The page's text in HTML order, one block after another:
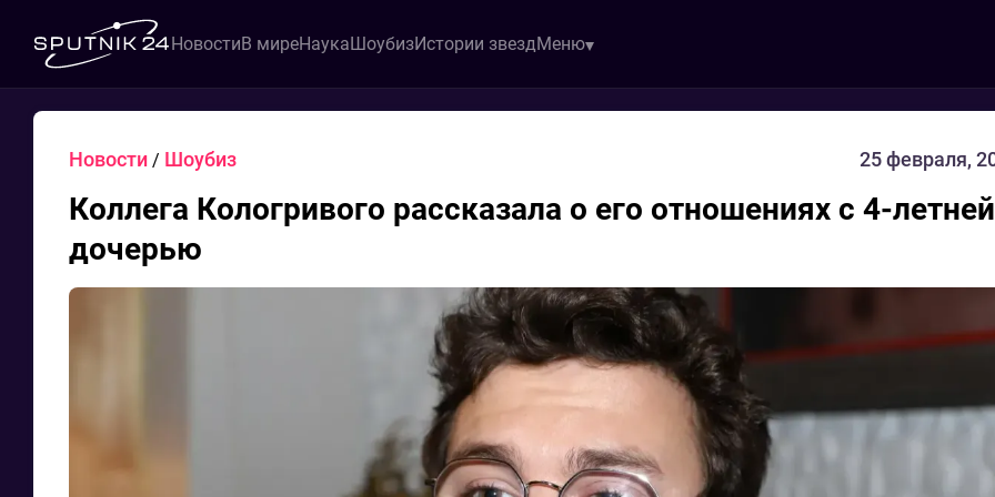
НовостиВ миреНаукаШоубизИстории звездМеню
Новости / Шоубиз 25 февраля,
Коллега Кологривого рассказала о его отношениях с 4-летней
дочерью